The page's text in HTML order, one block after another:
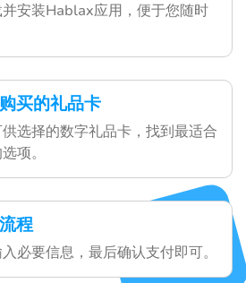
安装Hablax应用，便于您随时
买的礼品卡
选择的数字礼品卡，找到最适合
项。
程
必要信息，最后确认支付即可。